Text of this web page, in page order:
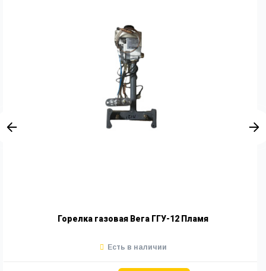
Горелка газовая Вега ГГУ-12 Пламя
Есть в наличии